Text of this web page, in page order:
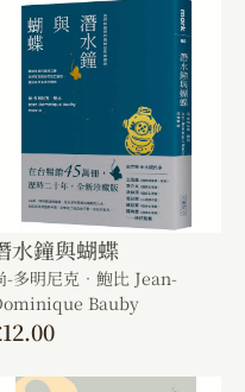
水鐘與蝴蝶
-多明尼克．鮑比 Jean-
Bauby
12.00